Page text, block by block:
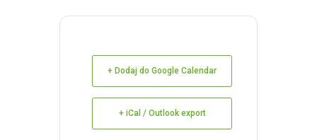
+ Dodaj do Google Calendar
+ iCal / Outlook export